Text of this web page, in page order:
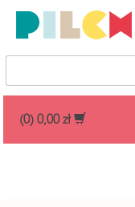
(0) 0,00 zł